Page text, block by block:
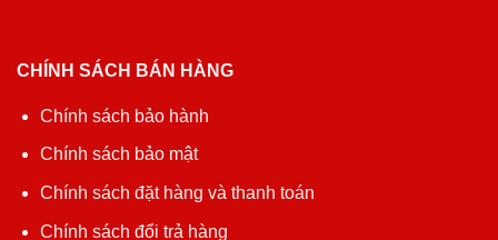
CHÍNH SÁCH BÁN HÀNG
Chính sách bảo hành
Chính sách bảo mật
Chính sách đặt hàng và thanh toán
Chính sách đổi trả hàng